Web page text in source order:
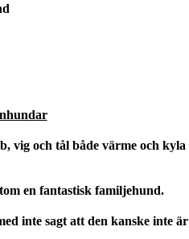
vig och tål både värme och kyla
en fantastisk familjehund.
inte sagt att den kanske inte är